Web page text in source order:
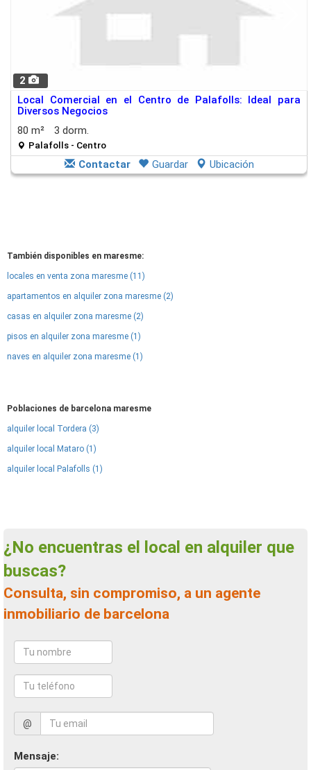
2
Local Comercial en el Centro de Palafolls: Ideal para
Diversos Negocios
80 m²
3 dorm.
Palafolls - Centro
Contactar Guardar Ubicación
También disponibles en maresme:
locales en venta zona maresme (11)
apartamentos en alquiler zona maresme (2)
casas en alquiler zona maresme (2)
pisos en alquiler zona maresme (1)
naves en alquiler zona maresme (1)
Poblaciones de barcelona maresme
alquiler local Tordera (3)
alquiler local Mataro (1)
alquiler local Palafolls (1)
¿No encuentras el local en alquiler que
buscas?
Consulta, sin compromiso, a un agente
inmobiliario de barcelona
@
Mensaje: